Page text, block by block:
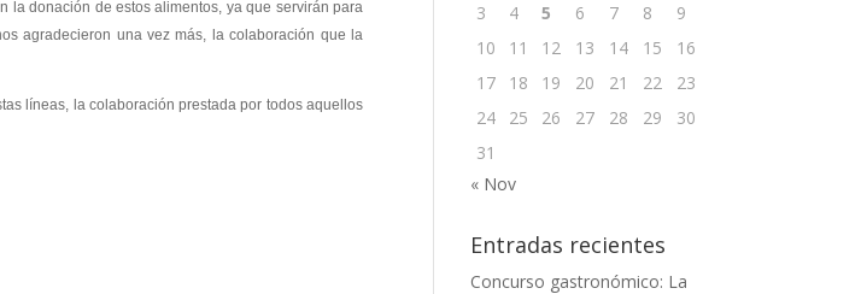
la donación de estos alimentos, ya que servirán para
agradecieron una vez más, la colaboración que la
la colaboración prestada por todos aquellos
3
4 5 6 7 8
9
10
11 12 13 14 15
16
17
18 19 20 21 22
23
24
25 26 27 28 29
30
31
« Nov
Entradas recientes
Concurso gastronómico: La